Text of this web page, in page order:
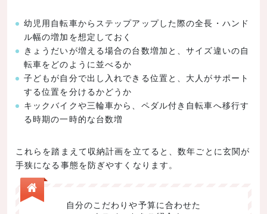
幼児用自転車からステップアップした際の全長・ハンド
ル幅の増加を想定しておく
きょうだいが増える場合の台数増加と、サイズ違いの自
転車をどのように並べるか
子どもが自分で出し入れできる位置と、大人がサポート
する位置を分けるかどうか
キックバイクや三輪車から、ペダル付き自転車へ移行す
る時期の一時的な台数増
これらを踏まえて収納計画を立てると、数年ごとに玄関が
手狭になる事態を防ぎやすくなります。
自分のこだわりや予算に合わせた